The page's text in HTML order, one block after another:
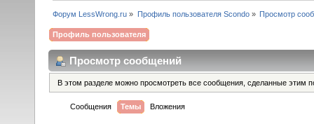
Форум LessWrong.ru » Профиль пользователя Scondo» Просмотр
Профиль пользователя
Просмотр сообщений
В этом разделе можно просмотреть все сообщения, сделанные этим
Сообщения Темы Вложения